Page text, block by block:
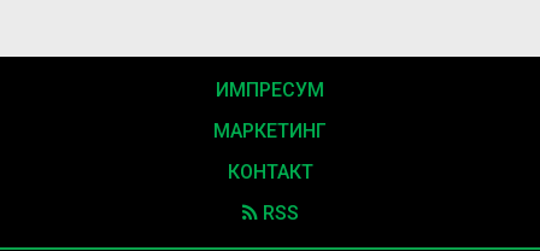
ИМПРЕСУМ
МАРКЕТИНГ
КОНТАКТ
RSS